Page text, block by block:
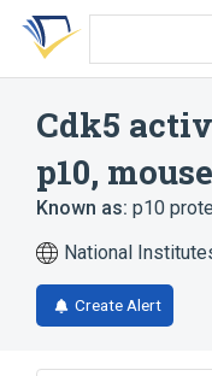
Skip
search
Skip
Skip
account
Cdk5
p10, mouse
Known as: p10
National
Create Alert